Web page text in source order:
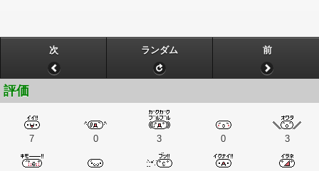
次 ランダム 前
評価
7 0 3 0 3